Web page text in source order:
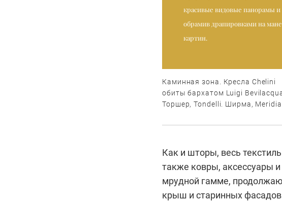
красивые видовые панорамы и
обрамив драпировками на
картин.
Каминная зона. Кресла Chelini
обиты бархатом Luigi
Торшер, Tondelli. Ширма,
Как и шторы, весь
также ковры, аксессуары
мрудной гамме,
крыш и старинных